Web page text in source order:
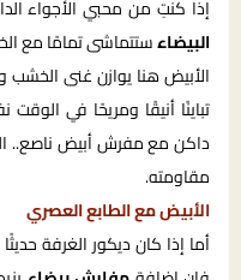
إذا كنتِ من محبي الأجواء
البيضاءستتماشى تمامًا مع
الأبيض هنا يوازن غنى الخشب
تباينًا أنيقًا ومريحًا في
داكن مع مفرش أبيض ناصع..
مقاومته.
الأبيض مع الطابع العصري
أما إذا كان ديكور الغرفة